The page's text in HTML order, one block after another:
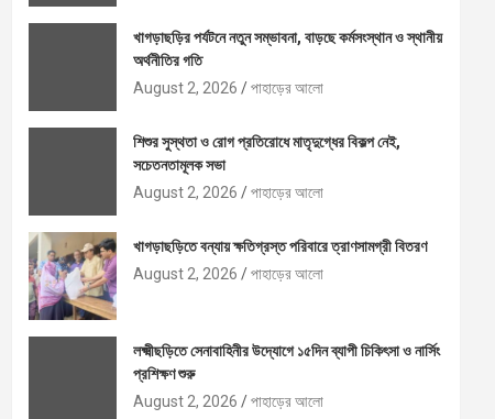
খাগড়াছড়ির পর্যটনে নতুন সম্ভাবনা, বাড়ছে কর্মসংস্থান ও স্থানীয়
অর্থনীতির গতি
August 2, 2026
পাহাড়ের আলো
শিশুর সুস্থতা ও রোগ প্রতিরোধে মাতৃদুগ্ধের বিকল্প নেই,
সচেতনতামূলক সভা
August 2, 2026
পাহাড়ের আলো
খাগড়াছড়িতে বন্যায় ক্ষতিগ্রস্ত পরিবারে ত্রাণসামগ্রী বিতরণ
August 2, 2026
পাহাড়ের আলো
লক্ষ্মীছড়িতে সেনাবাহিনীর উদ্যোগে ১৫দিন ব্যাপী চিকিৎসা ও নার্সিং
প্রশিক্ষণ শুরু
August 2, 2026
পাহাড়ের আলো